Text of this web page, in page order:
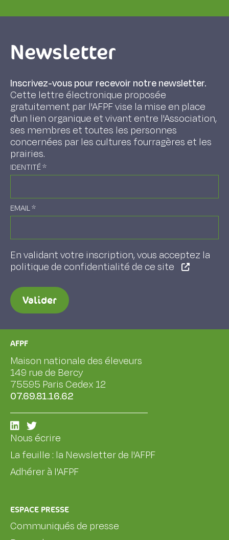
Newsletter
Inscrivez-vous pour recevoir notre newsletter.
Cette lettre électronique proposée
gratuitement par l'AFPF vise la mise en place
d'un lien organique et vivant entre l'Association,
ses membres et toutes les personnes
concernées par les cultures fourragères et les
prairies.
IDENTITÉ*
EMAIL*
En validant votre inscription, vous acceptez la
politique de confidentialité de ce site
Valider
AFPF
Maison nationale des éleveurs
149 rue de Bercy
75595 Paris Cedex 12
07.69.81.16.62
Nous écrire
La feuille : la Newsletter de l'AFPF
Adhérer à l'AFPF
ESPACE PRESSE
Communiqués de presse